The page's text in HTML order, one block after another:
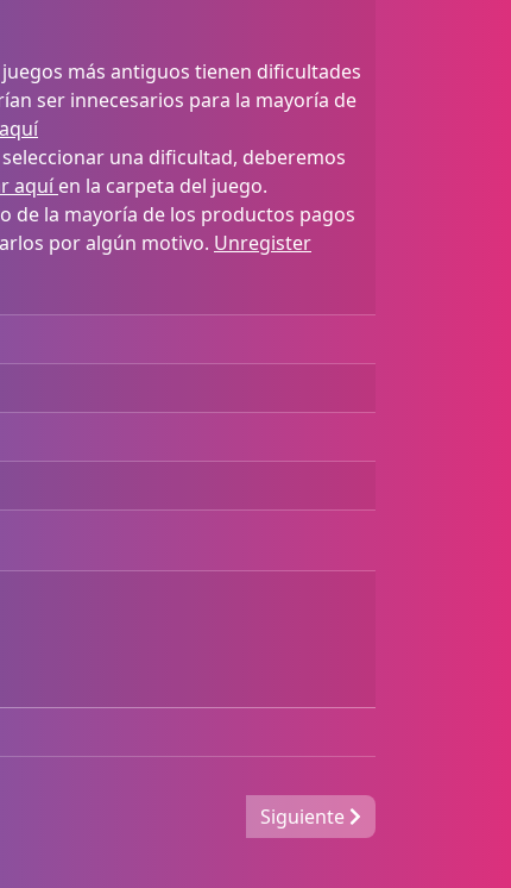
más antiguos tienen dificultades
ser innecesarios para la mayoría de
una dificultad, deberemos
aquí en la carpeta del juego.
de la mayoría de los productos pagos
por algún motivo. Unregister
Siguiente